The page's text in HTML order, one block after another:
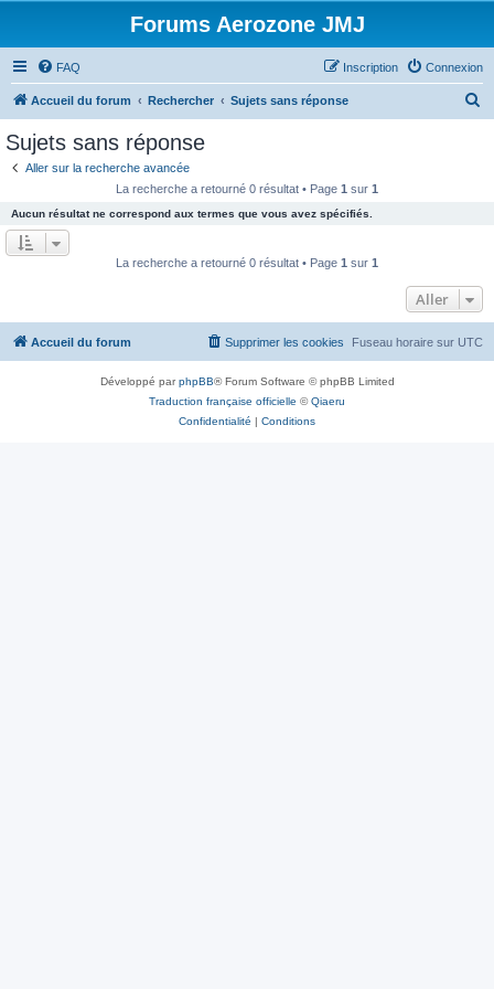
Forums Aerozone JMJ
FAQ Connexion
Inscription
Accueil du forum Rechercher Sujets sans réponse
e
Sujets sans réponse
Aller sur la recherche avancée
La recherche a retourné 0 résultat • Page 1 sur 1
Aucun résultat ne correspond aux termes que vous avez spécifiés.
La recherche a retourné 0 résultat • Page 1 sur 1
Aller
Accueil du forum Fuseau horaire sur UTC
Supprimer les cookies
Développé parphpBB® Forum Software © phpBB Limited
Traduction française officielle ©Qiaeru
Confidentialité | Conditions